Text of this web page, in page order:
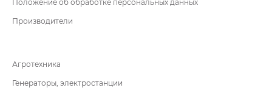
Положение об обработке персональных данных
Производители
Агротехника
Генераторы, электростанции